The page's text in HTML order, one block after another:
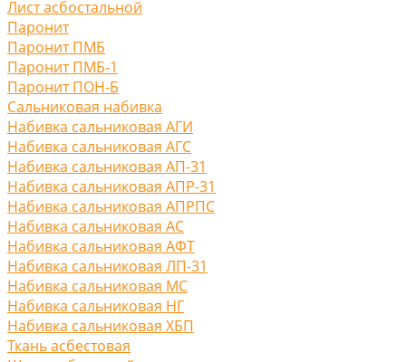
Лист асбостальной
Паронит
Паронит ПМБ
Паронит ПМБ-1
Паронит ПОН-Б
Сальниковая набивка
Набивка сальниковая АГИ
Набивка сальниковая АГС
Набивка сальниковая АП-31
Набивка сальниковая АПР-31
Набивка сальниковая АПРПС
Набивка сальниковая АС
Набивка сальниковая АФТ
Набивка сальниковая ЛП-31
Набивка сальниковая МС
Набивка сальниковая НГ
Набивка сальниковая ХБП
Ткань асбестовая